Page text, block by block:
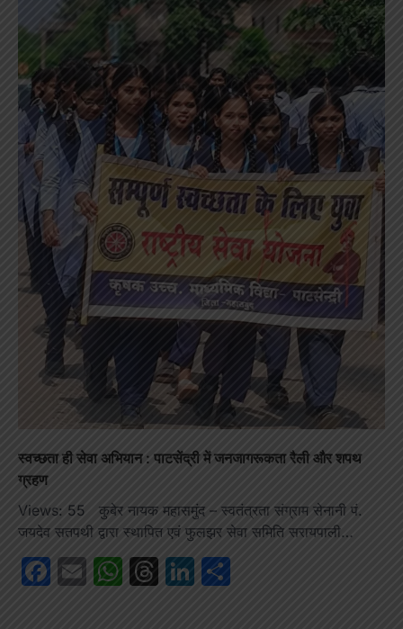
स्वच्छता ही सेवा अभियान : पाटसेंद्री में जनजागरूकता रैली और शपथ
ग्रहण
Views: 55 कुबेर नायक महासमुंद – स्वतंत्रता संग्राम सेनानी पं.
जयदेव सतपथी द्वारा स्थापित एवं फुलझर सेवा समिति सरायपाली…
Facebook
EmailWhatsApp
Threads
LinkedIn